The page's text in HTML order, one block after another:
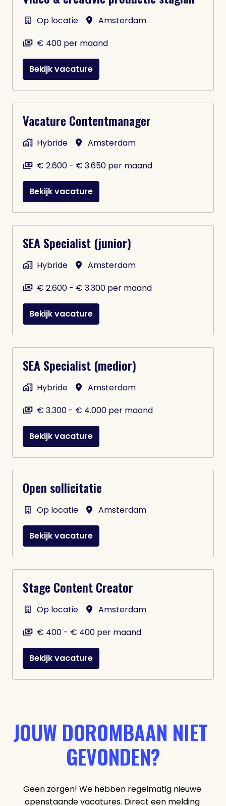
Op locatie
Amsterdam
€ 400 per maand
Bekijk vacature
Vacature Contentmanager
Hybride
Amsterdam
€ 2.600 - € 3.650 per maand
Bekijk vacature
SEA Specialist (junior)
Hybride
Amsterdam
€ 2.600 - € 3.300 per maand
Bekijk vacature
SEA Specialist (medior)
Hybride
Amsterdam
€ 3.300 - € 4.000 per maand
Bekijk vacature
Open sollicitatie
Op locatie Amsterdam
Bekijk vacature
Stage Content Creator
Op locatie
Amsterdam
€ 400 - € 400 per maand
Bekijk vacature
JOUW DOROMBAAN NIET
GEVONDEN?
Geen zorgen! We hebben regelmatig nieuwe
openstaande vacatures. Direct een melding